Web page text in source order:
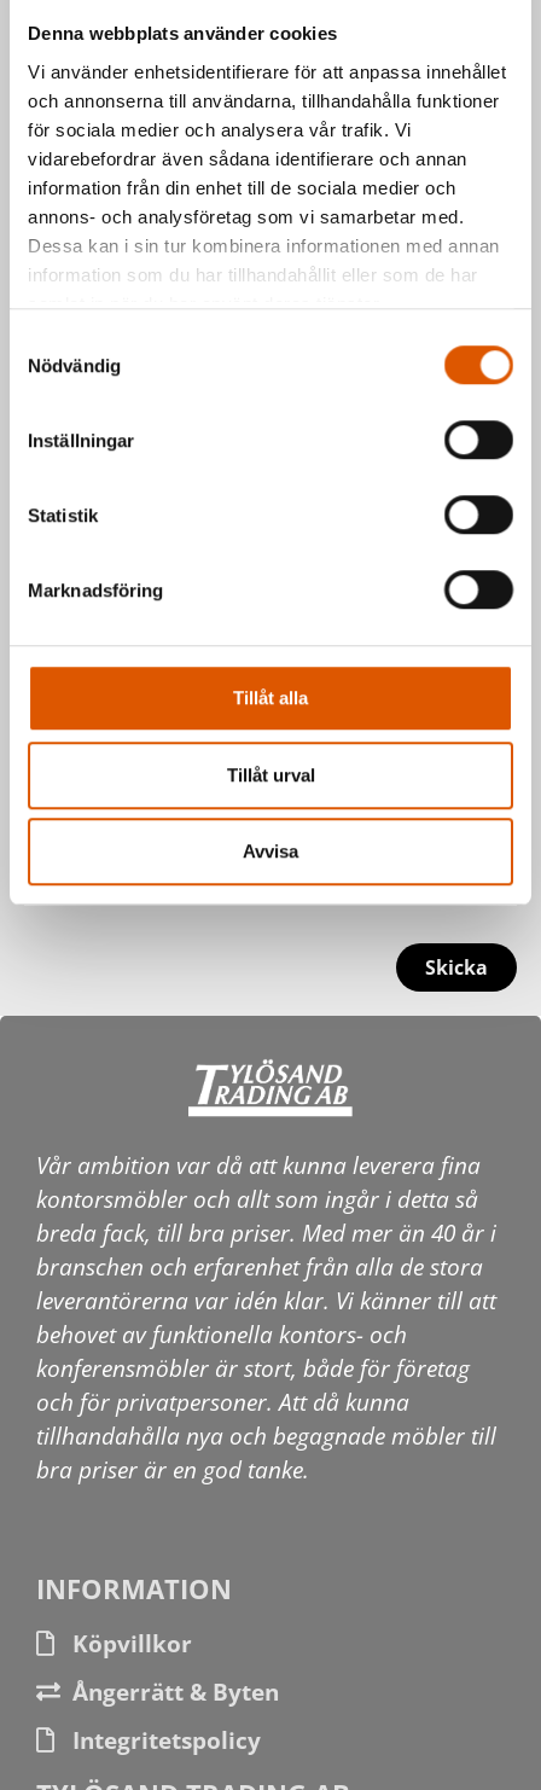
Denna webbplats använder cookies
Vi använder enhetsidentifierare för att anpassa innehållet
och annonserna till användarna, tillhandahålla funktioner
för sociala medier och analysera vår trafik. Vi
vidarebefordrar även sådana identifierare och annan
information från din enhet till de sociala medier och
annons- och analysföretag som vi samarbetar med.
Dessa kan i sin tur kombinera informationen med annan
information som du har tillhandahållit eller som de har
samlat in när du har använt deras tjänster.
Nödvändig
Inställningar
Statistik
Marknadsföring
Tillåt alla
Tillåt urval
Avvisa
Har du frågor om våra produkter
eller vill du prata med en säljare?
Kontakta oss via formuläret eller direkt, så
hör vi av oss så fort vi kan.
Johan Olandere-posteller telefon 035-
2953811
Mattias Högberg
eller telefon 035-
2953810
Skicka
Vår ambition var då att kunna leverera fina
kontorsmöbler och allt som ingår i detta så
breda fack, till bra priser. Med mer än 40 år i
branschen och erfarenhet från alla de stora
leverantörerna var idén klar. Vi känner till att
behovet av funktionella kontors- och
konferensmöbler är stort, både för företag
och för privatpersoner. Att då kunna
tillhandahålla nya och begagnade möbler till
bra priser är en god tanke.
INFORMATION
Köpvillkor
Ångerrätt & Byten
Integritetspolicy